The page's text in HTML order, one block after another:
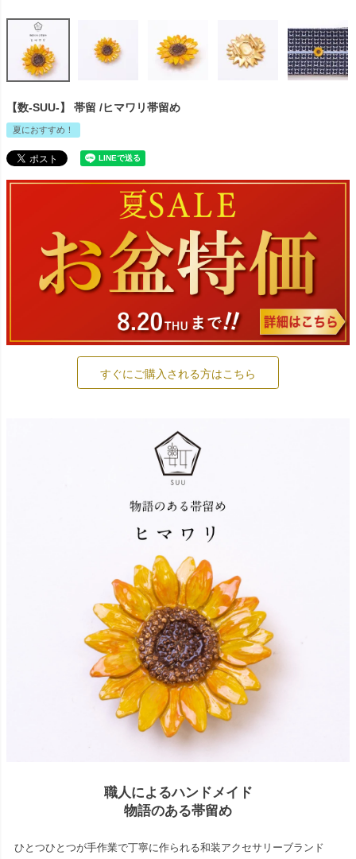
【数-SUU-】 帯留 /ヒマワリ帯留め
夏におすすめ！
すぐにご購入される方はこちら
職人によるハンドメイド
物語のある帯留め
ひとつひとつが手作業で丁寧に作られる和装アクセサリーブランド